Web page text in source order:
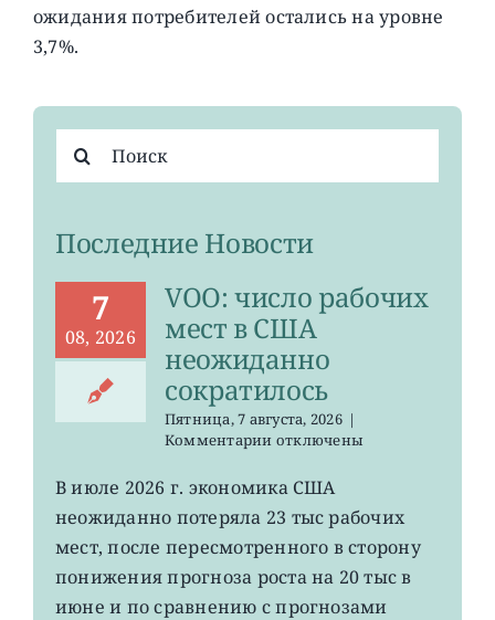
ожидания потребителей остались на уровне
3,7%.
поиска:
Последние Новости
7
08, 2026
VOO: число рабочих
мест в США
неожиданно
сократилось
Пятница, 7 августа, 2026 |
Комментариик
VOO:
рабочих
мест
США
неожиданно
отключены
В июле 2026 г. экономика США
неожиданно потеряла 23 тыс рабочих
мест, после пересмотренного в сторону
понижения прогноза роста на 20 тыс в
июне и по сравнению с прогнозами